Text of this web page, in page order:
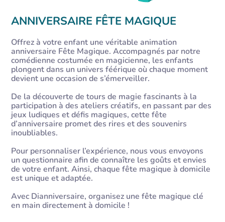
ANNIVERSAIRE FÊTE MAGIQUE
Offrez à votre enfant une véritable animation
anniversaire Fête Magique. Accompagnés par notre
comédienne costumée en magicienne, les enfants
plongent dans un univers féérique où chaque moment
devient une occasion de s’émerveiller.
De la découverte de tours de magie fascinants à la
participation à des ateliers créatifs, en passant par des
jeux ludiques et défis magiques, cette fête
d’anniversaire promet des rires et des souvenirs
inoubliables.
Pour personnaliser l’expérience, nous vous envoyons
un questionnaire afin de connaître les goûts et envies
de votre enfant. Ainsi, chaque fête magique à domicile
est unique et adaptée.
Avec Dianniversaire, organisez une fête magique clé
en main directement à domicile !